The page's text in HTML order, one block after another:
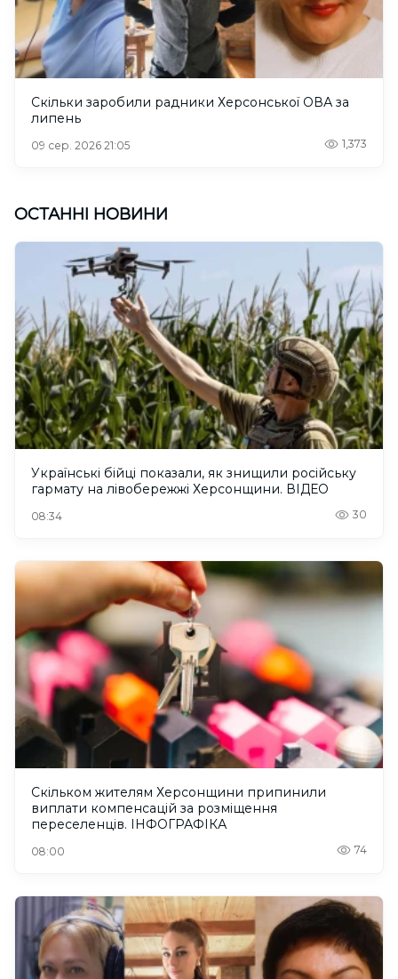
Скільки заробили радники Херсонської ОВА за
липень
09 сер. 2026 21:05 1,373
ОСТАННІ НОВИНИ
Українські бійці показали, як знищили російську
гармату на лівобережжі Херсонщини. ВІДЕО
08:34 30
Скільком жителям Херсонщини припинили
виплати компенсацій за розміщення
переселенців. ІНФОГРАФІКА
08:00 74